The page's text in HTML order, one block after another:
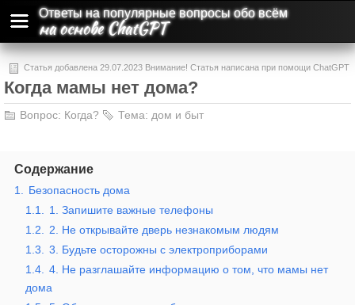
Ответы на популярные вопросы обо всём
на основе ChatGPT
Статья добавлена 29.07.2023 Внимание! Статья написана при помощи ChatGPT
и может содержать ошибки и неточности.
Когда мамы нет дома?
Вопрос: Когда? Тема: дом и быт
Содержание
1.
Безопасность дома
1.1.
1. Запишите важные телефоны
1.2.
2. Не открывайте дверь незнакомым людям
1.3.
3. Будьте осторожны с электроприборами
1.4.
4. Не разглашайте информацию о том, что мамы нет
дома